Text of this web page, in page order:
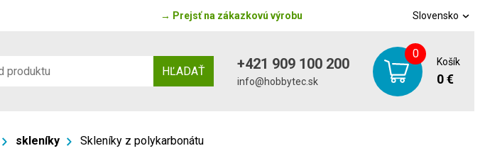
→ Prejsť na zákazkovú výrobu Slovensko
HĽADAŤ +421 909 100 200
info@hobbytec.sk
0
Košík
0 €
skleníky Skleníky z polykarbonátu